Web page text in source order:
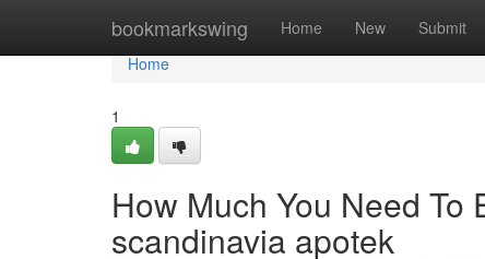
bookmarkswing Home New Submit
Home
Home
1
How Much You Need To
scandinavia apotek